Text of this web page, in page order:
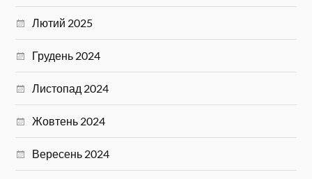
Лютий 2025
Грудень 2024
Листопад 2024
Жовтень 2024
Вересень 2024